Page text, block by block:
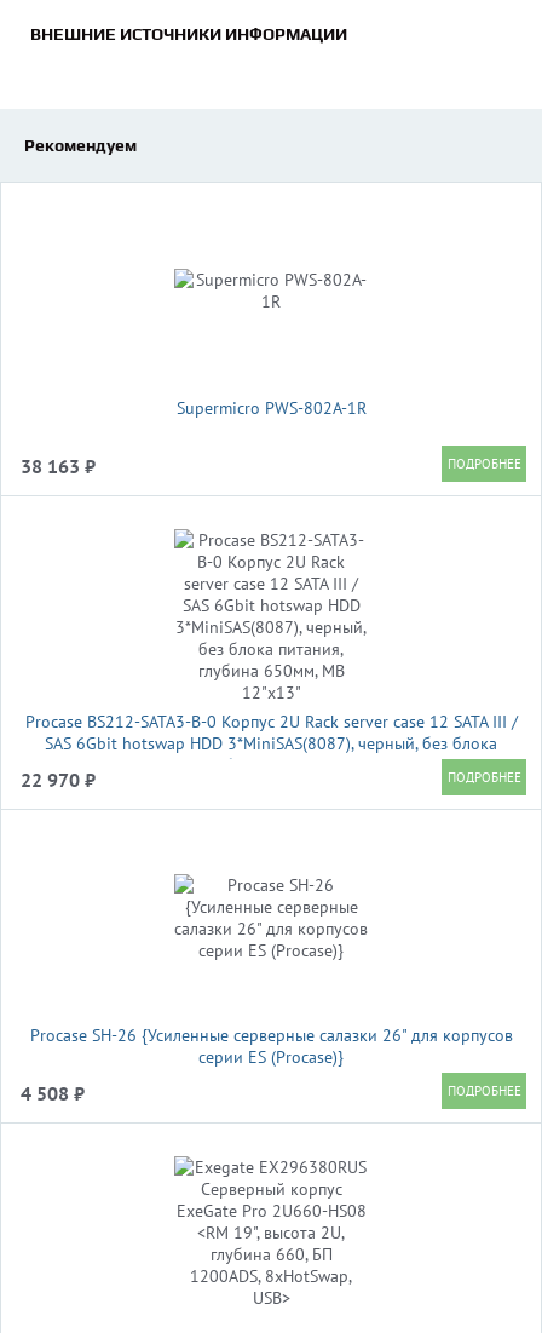
ВНЕШНИЕ ИСТОЧНИКИ ИНФОРМАЦИИ
Рекомендуем
Supermicro PWS-802A-1R
38 163 ₽
Procase BS212-SATA3-B-0 Корпус 2U Rack server case 12 SATA III /
SAS 6Gbit hotswap HDD 3*MiniSAS(8087), черный, без блока
питания, глубина 650мм, MB 12"x13"
22 970 ₽
Procase SH-26 {Усиленные серверные салазки 26" для корпусов
серии ES (Procase)}
4 508 ₽